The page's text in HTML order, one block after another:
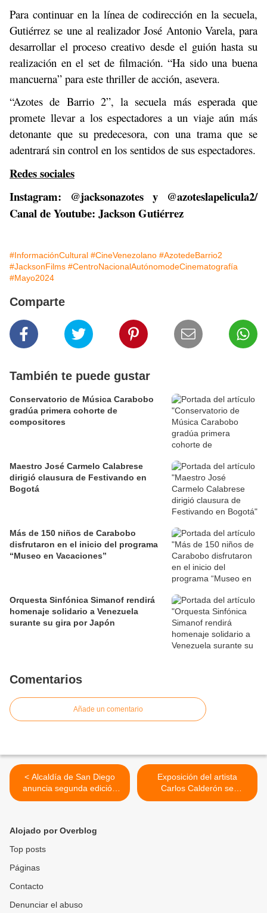
Para continuar en la línea de codirección en la secuela,
Gutiérrez se une al realizador José Antonio Varela, para
desarrollar el proceso creativo desde el guión hasta su
realización en el set de filmación. “Ha sido una buena
mancuerna” para este thriller de acción, asevera.
“Azotes de Barrio 2”, la secuela más esperada que
promete llevar a los espectadores a un viaje aún más
detonante que su predecesora, con una trama que se
adentrará sin control en los sentidos de sus espectadores.
Redes sociales
Instagram: @jacksonazotes y @azoteslapelicula2/
Canal de Youtube: Jackson Gutiérrez
#InformaciónCultural #CineVenezolano #AzotedeBarrio2
#JacksonFilms #CentroNacionalAutónomodeCinematografía
#Mayo2024
Comparte
También te puede gustar
Conservatorio de Música Carabobo
gradúa primera cohorte de
compositores
Maestro José Carmelo Calabrese
dirigió clausura de Festivando en
Bogotá
Más de 150 niños de Carabobo
disfrutaron en el inicio del programa
“Museo en Vacaciones”
Orquesta Sinfónica Simanof rendirá
homenaje solidario a Venezuela
surante su gira por Japón
Comentarios
Añade un comentario
< Alcaldía de San Diego
anuncia segunda edición
del "Concierto en el
Exposición del artista
Carlos Calderón se
presenta en la Galería
Alojado por Overblog
Top posts
Páginas
Contacto
Denunciar el abuso